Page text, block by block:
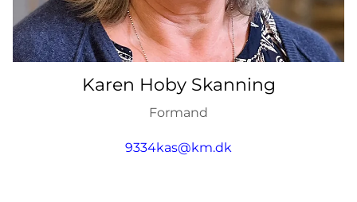
Karen Hoby Skanning
Formand
9334kas@km.dk